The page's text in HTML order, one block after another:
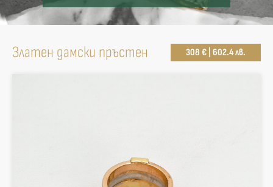
Златен дамски пръстен 308 € | 602.4 лв.